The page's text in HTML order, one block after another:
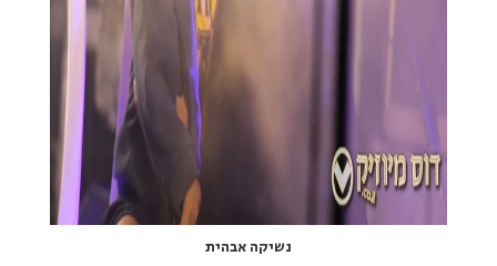
נשיקה אבהית